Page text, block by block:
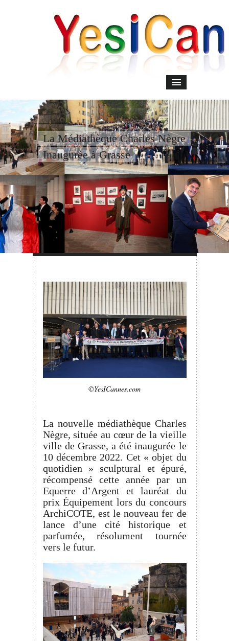
La Médiathèque Charles Nègre
Inaugurée à Grasse
©YesICannes.com
La nouvelle médiathèque Charles
Nègre, située au cœur de la vieille
ville de Grasse, a été inaugurée le
10 décembre 2022. Cet « objet du
quotidien » sculptural et épuré,
récompensé cette année par un
Equerre d’Argent et lauréat du
prix Équipement lors du concours
ArchiCOTE, est le nouveau fer de
lance d’une cité historique et
parfumée, résolument tournée
vers le futur.